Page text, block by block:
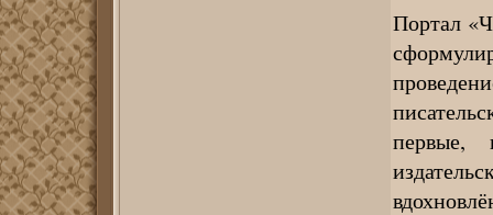
Портал
первые,